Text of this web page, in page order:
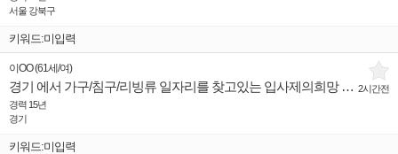
서울 강북구
키워드:미입력
2시간전
이OO(61세 /여)
경기 에서 가구/침구/리빙류 일자리를 찾고있는 입사제의희망 인재입니다.
경력 15년
경기
키워드:미입력